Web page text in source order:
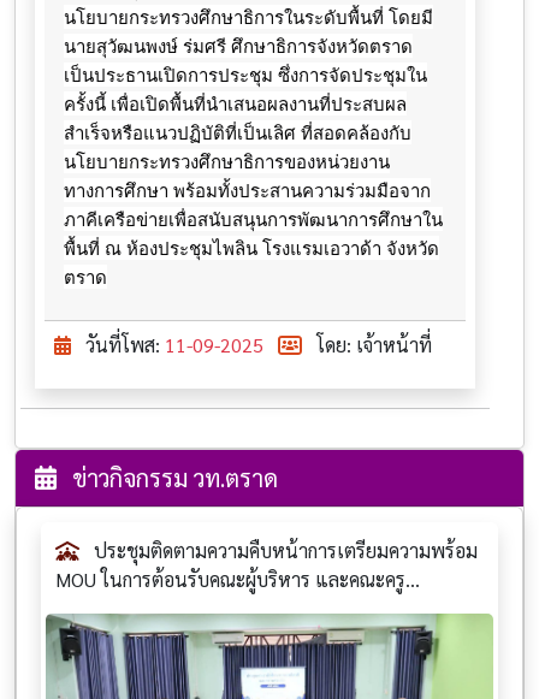
นโยบายกระทรวงศึกษาธิการในระดับพื้นที่ โดยมี
นายสุวัฒนพงษ์ ร่มศรี ศึกษาธิการจังหวัดตราด
เป็นประธานเปิดการประชุม ซึ่งการจัดประชุมใน
ครั้งนี้ เพื่อเปิดพื้นที่นำเสนอผลงานที่ประสบผล
สำเร็จหรือแนวปฏิบัติที่เป็นเลิศ ที่สอดคล้องกับ
นโยบายกระทรวงศึกษาธิการของหน่วยงาน
ทางการศึกษา พร้อมทั้งประสานความร่วมมือจาก
ภาคีเครือข่ายเพื่อสนับสนุนการพัฒนาการศึกษาใน
พื้นที่ ณ ห้องประชุมไพลิน โรงแรมเอวาด้า จังหวัด
ตราด
วันที่โพส: 11-09-2025 โดย: เจ้าหน้าที่
ข่าวกิจกรรม วท.ตราด
ประชุมติดตามความคืบหน้าการเตรียมความพร้อม
MOU ในการต้อนรับคณะผู้บริหาร และคณะครู...